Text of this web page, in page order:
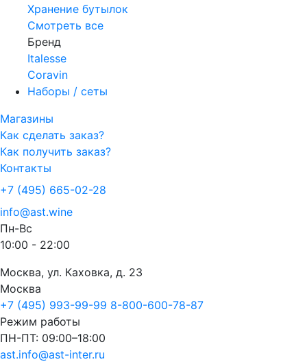
Хранение бутылок
Смотреть все
Бренд
Italesse
Coravin
Наборы / сеты
Магазины
Как сделать заказ?
Как получить заказ?
Контакты
+7 (495) 665-02-28
info@ast.wine
Пн-Вс
10:00 - 22:00
Москва, ул. Каховка, д. 23
Москва
+7 (495) 993-99-99 8-800-600-78-87
Режим работы
ПН-ПТ: 09:00–18:00
ast.info@ast-inter.ru